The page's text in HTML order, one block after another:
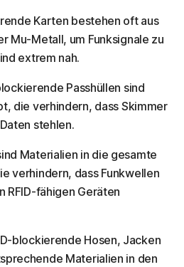
Karten bestehen oft aus
Mu-Metall, um Funksignale zu
extrem nah.
Passhüllen sind
die verhindern, dass Skimmer
stehlen.
Materialien in die gesamte
verhindern, dass Funkwellen
RFID-fähigen Geräten
blockierende Hosen, Jacken
Materialien in den